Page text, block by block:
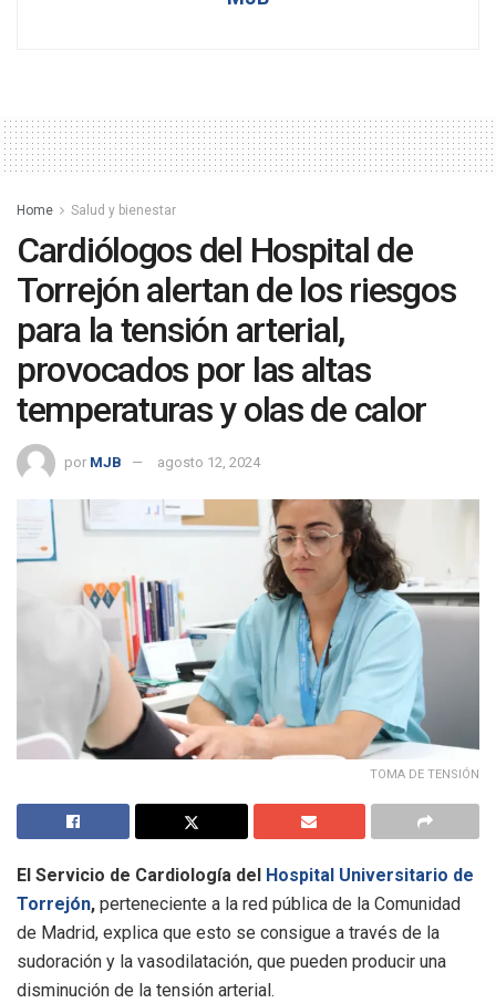
Home Salud y bienestar
Cardiólogos del Hospital de
Torrejón alertan de los riesgos
para la tensión arterial,
provocados por las altas
temperaturas y olas de calor
por MJB agosto 12, 2024
TOMA DE TENSIÓN
El Servicio de Cardiología del
Hospital Universitario de
Torrejón, perteneciente a la red pública de la Comunidad
de Madrid, explica que esto se consigue a través de la
sudoración y la vasodilatación, que pueden producir una
disminución de la tensión arterial.